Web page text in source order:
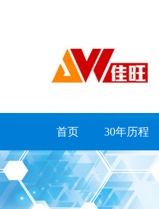
首页 30年历程